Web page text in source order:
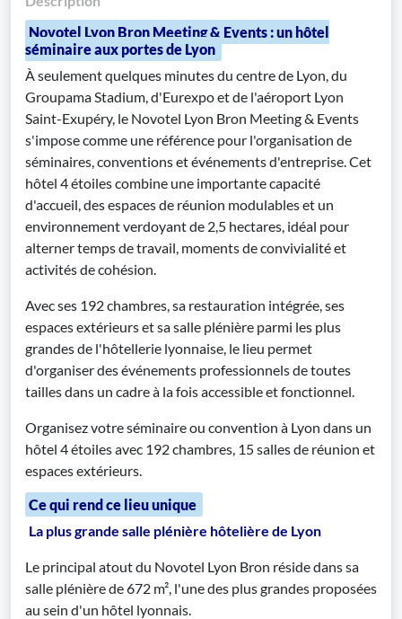
Novotel Lyon Bron Meeting & Events : un hôtel
séminaire aux portes de Lyon
À seulement quelques minutes du centre de Lyon, du
Groupama Stadium, d'Eurexpo et de l'aéroport Lyon
Saint-Exupéry, le Novotel Lyon Bron Meeting & Events
s'impose comme une référence pour l'organisation de
séminaires, conventions et événements d'entreprise. Cet
hôtel 4 étoiles combine une importante capacité
d'accueil, des espaces de réunion modulables et un
environnement verdoyant de 2,5 hectares, idéal pour
alterner temps de travail, moments de convivialité et
activités de cohésion.
Avec ses 192 chambres, sa restauration intégrée, ses
espaces extérieurs et sa salle plénière parmi les plus
grandes de l'hôtellerie lyonnaise, le lieu permet
d'organiser des événements professionnels de toutes
tailles dans un cadre à la fois accessible et fonctionnel.
Organisez votre séminaire ou convention à Lyon dans un
hôtel 4 étoiles avec 192 chambres, 15 salles de réunion et
espaces extérieurs.
Ce qui rend ce lieu unique
La plus grande salle plénière hôtelière de Lyon
Le principal atout du Novotel Lyon Bron réside dans sa
salle plénière de 672 m², l'une des plus grandes proposées
au sein d'un hôtel lyonnais.